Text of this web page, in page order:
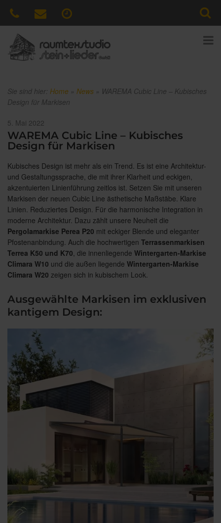
Sie sind hier: Home » News » WAREMA Cubic Line – Kubisches
Design für Markisen
Veröffentlicht
am
5. Mai 2022
WAREMA Cubic Line – Kubisches
Design für Markisen
Kubisches Design ist mehr als ein Trend. Es ist eine Architektur-
und Gestaltungssprache, die mit ihrer Klarheit und eckigen,
akzentuierten Linienführung zeitlos ist. Setzen Sie mit unseren
Markisen der neuen Cubic Line ästhetische Maßstäbe. Klare
Linien. Reduziertes Design. Für die harmonische Integration in
moderne Architektur. Dazu zählt unsere Neuheit die
Pergolamarkise Perea P20 mit eckiger Blende und eleganter
Pfostenanbindung. Auch die hochwertigen Terrassenmarkisen
Terrea K50 und K70, die innenliegende Wintergarten-Markise
Climara W10 und die außen liegende Wintergarten-Markise
Climara W20 zeigen sich in kubischem Look.
Ausgewählte Markisen im exklusiven
kantigem Design: